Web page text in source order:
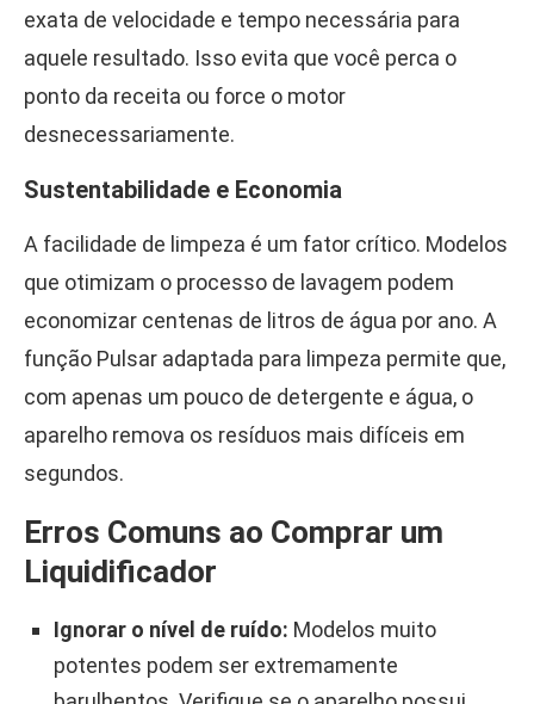
exata de velocidade e tempo necessária para
aquele resultado. Isso evita que você perca o
ponto da receita ou force o motor
desnecessariamente.
Sustentabilidade e Economia
A facilidade de limpeza é um fator crítico. Modelos
que otimizam o processo de lavagem podem
economizar centenas de litros de água por ano. A
função Pulsar adaptada para limpeza permite que,
com apenas um pouco de detergente e água, o
aparelho remova os resíduos mais difíceis em
segundos.
Erros Comuns ao Comprar um
Liquidificador
Ignorar o nível de ruído: Modelos muito
potentes podem ser extremamente